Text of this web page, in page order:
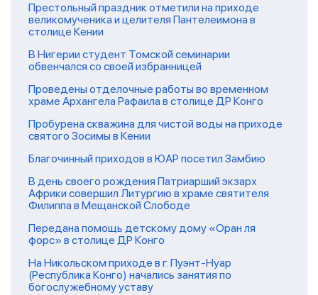
Престольный праздник отметили на приходе
великомученика и целителя Пантелеимона в
столице Кении
В Нигерии студент Томской семинарии
обвенчался со своей избранницей
Проведены отделочные работы во временном
храме Архангела Рафаила в столице ДР Конго
Пробурена скважина для чистой воды на приходе
святого Зосимы в Кении
Благочинный приходов в ЮАР посетил Замбию
В день своего рождения Патриарший экзарх
Африки совершил Литургию в храме святителя
Филиппа в Мещанской Слободе
Передана помощь детскому дому «Оран ля
форс» в столице ДР Конго
На Никольском приходе в г. Пуэнт-Нуар
(Республика Конго) начались занятия по
богослужебному уставу